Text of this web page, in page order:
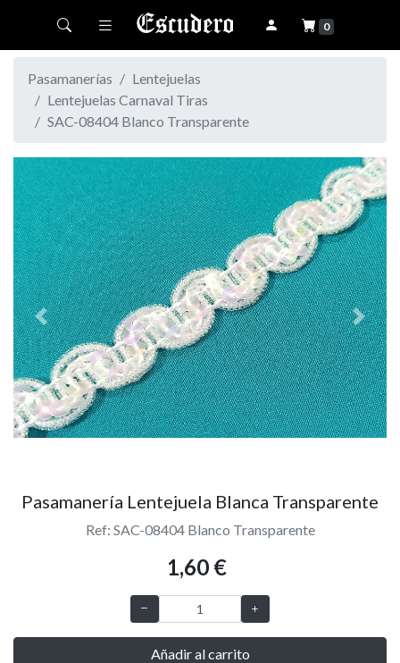
Toggle navigation 0
Pasamanerías
Lentejuelas
Lentejuelas Carnaval Tiras
SAC-08404 Blanco Transparente
Previous Next
Pasamanería Lentejuela Blanca Transparente
Ref: SAC-08404 Blanco Transparente
1,60 €
Añadir al carrito